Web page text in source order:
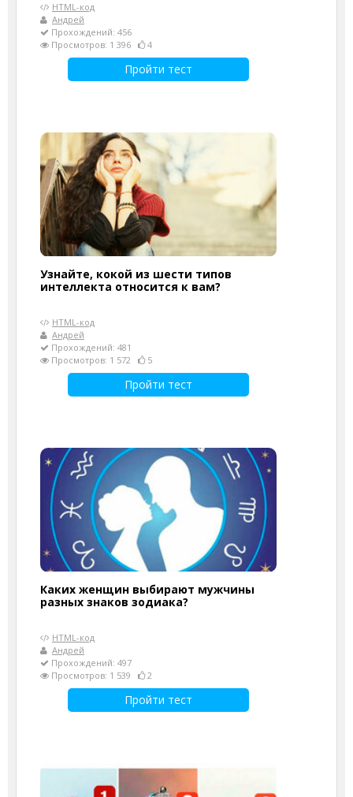
HTML-код
Андрей
Прохождений: 456
Просмотров: 1 396
4
Пройти тест
Узнайте, кокой из шести типов
интеллекта относится к вам?
HTML-код
Андрей
Прохождений: 481
Просмотров: 1 572
5
Пройти тест
Каких женщин выбирают мужчины
разных знаков зодиака?
HTML-код
Андрей
Прохождений: 497
Просмотров: 1 539
2
Пройти тест